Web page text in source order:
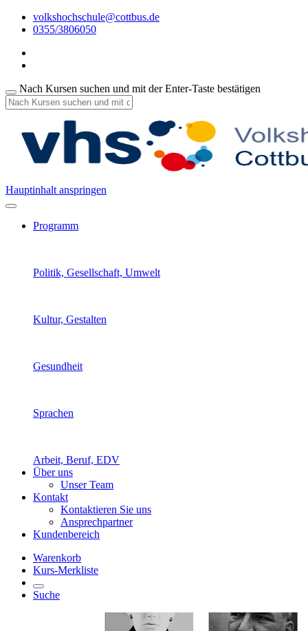
volkshochschule@cottbus.de
0355/3806050
Nach Kursen suchen und mit der Enter-Taste bestätigen
Hauptinhalt anspringen
Programm
Politik, Gesellschaft, Umwelt
Kultur, Gestalten
Gesundheit
Sprachen
Arbeit, Beruf, EDV
Über uns
Unser Team
Kontakt
Kontaktieren Sie uns
Ansprechpartner
Kundenbereich
Warenkorb
Kurs-Merkliste
Suche